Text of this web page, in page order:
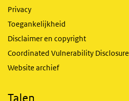
Privacy
Toegankelijkheid
Disclaimer en copyright
Coordinated Vulnerability Disclosure
Website archief
Talen